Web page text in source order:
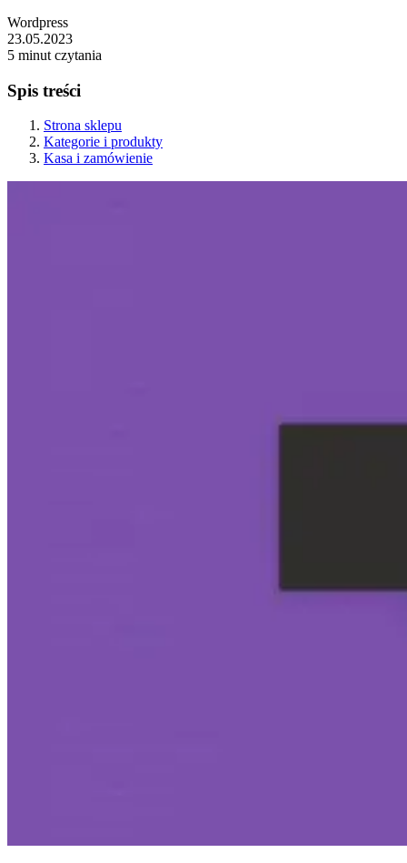
Wordpress
23.05.2023
5 minut czytania
Spis treści
Strona sklepu
Kategorie i produkty
Kasa i zamówienie